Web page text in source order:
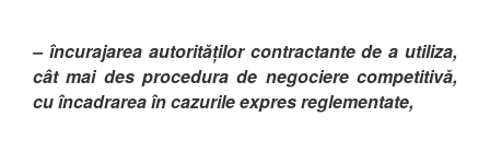
– încurajarea autorităților contractante de a utiliza,
cât mai des procedura de negociere competitivă,
cu încadrarea în cazurile expres reglementate,